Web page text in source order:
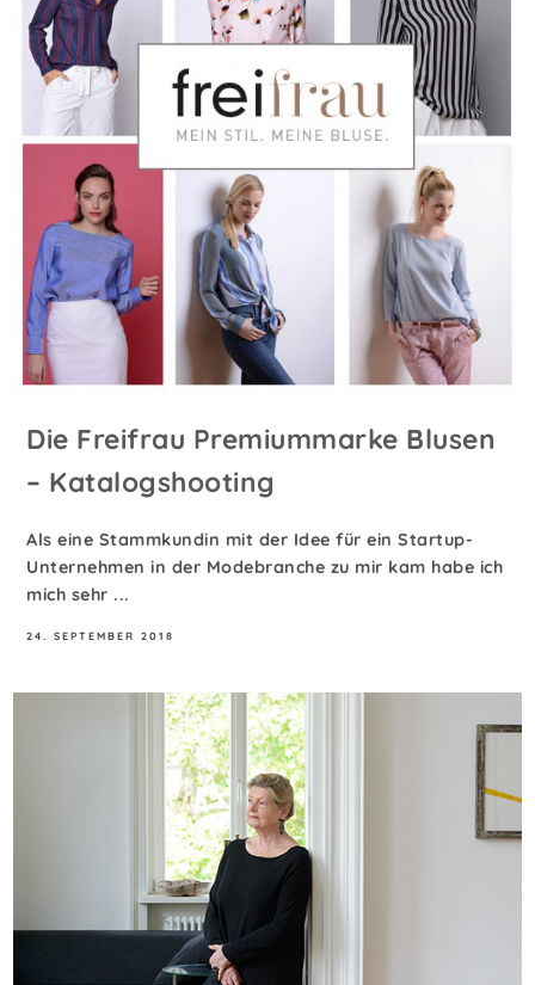
Die Freifrau Premiummarke Blusen
– Katalogshooting
Als eine Stammkundin mit der Idee für ein Startup-
Unternehmen in der Modebranche zu mir kam habe ich
mich sehr ...
24. SEPTEMBER 2018